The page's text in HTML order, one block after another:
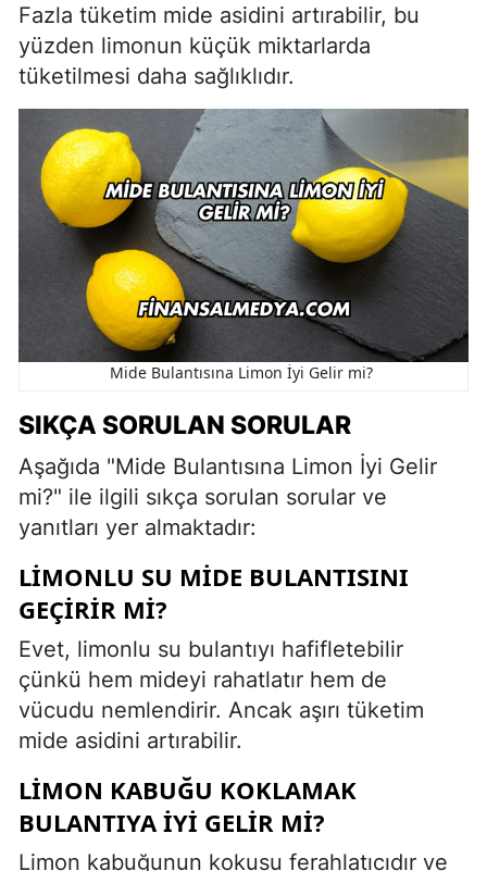
Fazla tüketim mide asidini artırabilir, bu
yüzden limonun küçük miktarlarda
tüketilmesi daha sağlıklıdır.
Mide Bulantısına Limon İyi Gelir mi?
SIKÇA SORULAN SORULAR
Aşağıda "Mide Bulantısına Limon İyi Gelir
mi?" ile ilgili sıkça sorulan sorular ve
yanıtları yer almaktadır:
LIMONLU SU MIDE BULANTISINI
GEÇIRIR MI?
Evet, limonlu su bulantıyı hafifletebilir
çünkü hem mideyi rahatlatır hem de
vücudu nemlendirir. Ancak aşırı tüketim
mide asidini artırabilir.
LIMON KABUĞU KOKLAMAK
BULANTIYA IYI GELIR MI?
Limon kabuğunun kokusu ferahlatıcıdır ve